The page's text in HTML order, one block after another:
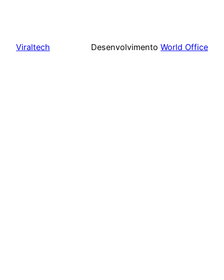
Viraltech Desenvolvimento World Office